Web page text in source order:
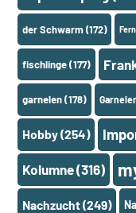
der Schwarm(172)
fischlinge(177)
garnelen(178)
Hobby(254)
Kolumne(316)
Nachzucht(249)